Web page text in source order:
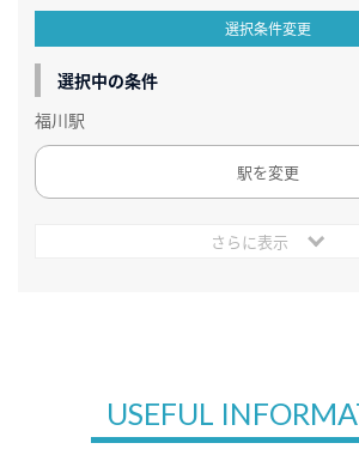
選択条件変更
選択中の条件
福川駅
駅を変更
さらに表示
USEFUL